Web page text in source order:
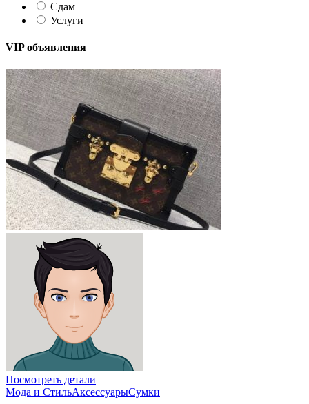
Сдам
Услуги
VIP объявления
Посмотреть детали
Мода и СтильАксессуарыСумки